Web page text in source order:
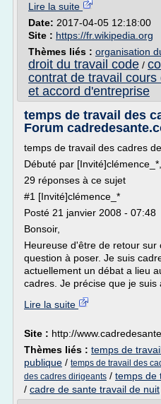
Lire la suite
Date: 2017-04-05 12:18:00
Site : https://fr.wikipedia.org
Thèmes liés : organisation
droit du travail code /
contrat de travail cours
et accord d'entreprise
temps de travail des
Forum
temps de travail des cadres
Débuté par
29 réponses à ce sujet
#1 [Invité]clémence_*
Posté 21 janvier 2008 - 07:48
Bonsoir,
Heureuse d'être de retour
question à poser. Je suis
actuellement un débat a lieu
cadres. Je précise que je suis
Lire la suite
Site : http://
Thèmes liés : temps de
publique / temps de travail des
des cadres dirigeants / temps de
/ cadre de sante travail de nuit